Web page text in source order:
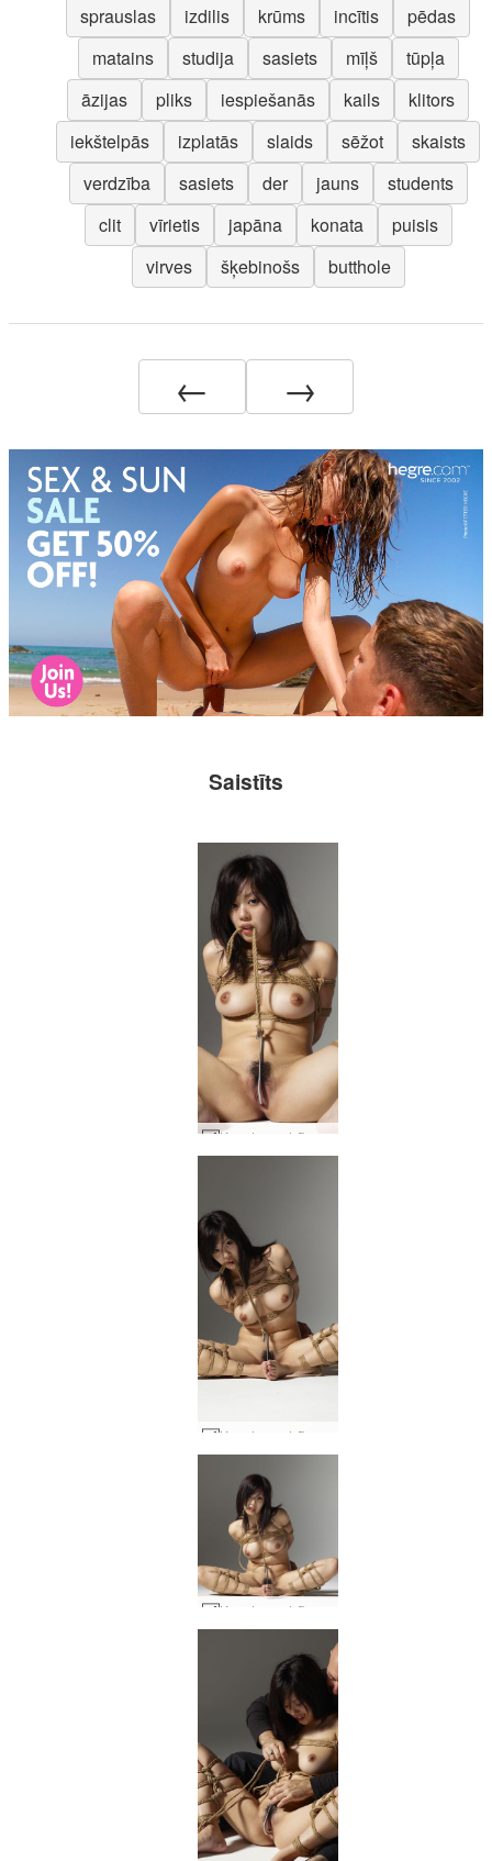
sprauslas izdilis krūms incītis
pēdas
matains
studija sasiets mīļš
tūpļa
āzijas
pliks iespiešanās kails
klitors
iekštelpās
izplatās slaids sēžot
skaists
verdzība
sasiets der jauns
students
clit
vīrietis japāna konata
puisis
virves
šķebinošs butthole
← →
Saistīts
Konata verdzība 2. daļa #55